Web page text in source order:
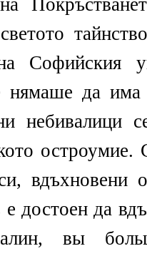
Софийския
нямаше да
небивалици
остроумие.
вдъхновени
достоен да
вы